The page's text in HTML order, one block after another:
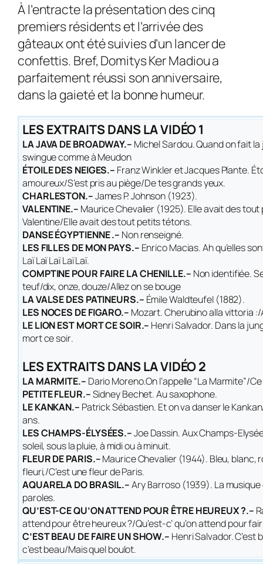
À l’entracte la présentation des cinq
premiers résidents et l’arrivée des
gâteaux ont été suivies d’un lancer de
confettis. Bref, Domitys Ker Madiou a
parfaitement réussi son anniversaire,
dans la gaieté et la bonne humeur.
LES EXTRAITS DANS LA VIDÉO 1
LA JAVA DE BROADWAY.– Michel Sardou.Quand on fait
swingue comme à Meudon
ÉTOILE DES NEIGES.– Franz Winkler et Jacques Plante.
amoureux/S’est pris au piège/De tes grands yeux.
CHARLESTON.–James P. Johnson (1923).
VALENTINE.– Maurice Chevalier (1925). Elle avait des
Valentine/Elle avait des tout petits tétons.
DANSE ÉGYPTIENNE .– Non renseigné.
LES FILLES DE MON PAYS.– Enrico Macias. Ah qu’elles
Laï Laï Laï Laï Laï.
COMPTINE POUR FAIRE LA CHENILLE.– Non identifiée.
teuf/dix, onze, douze/Allez on se bouge
LA VALSE DES PATINEURS.– Émile Waldteufel (1882).
LES NOCES DE FIGARO.– Mozart.Cherubino alla vittoria
LE LION EST MORT CE SOIR.– Henri Salvador. Dans la
mort ce soir.
LES EXTRAITS DANS LA VIDÉO 2
LA MARMITE.– Dario Moreno.On l’appelle “La Marmite”/
PETITE FLEUR.–Sidney Bechet. Au saxophone.
LE KANKAN.– Patrick Sébastien. Et on va danser le
ans.
LES CHAMPS-ÉLYSÉES.–Joe Dassin.Aux Champs-
soleil, sous la pluie, à midi ou à minuit.
FLEUR DE PARIS.–Maurice Chevalier (1944). Bleu, blanc,
fleuri,/C’est une fleur de Paris.
AQUARELA DO BRASIL.–Ary Barroso (1939). La
paroles.
QU’EST-CE QU’ON ATTEND POUR ÊTRE HEUREUX ?.–
attend pour être heureux ?/Qu’est-c’ qu’on attend pour
C’EST BEAU DE FAIRE UN SHOW.– Henri Salvador.C’est
c’est beau/Mais quel boulot.